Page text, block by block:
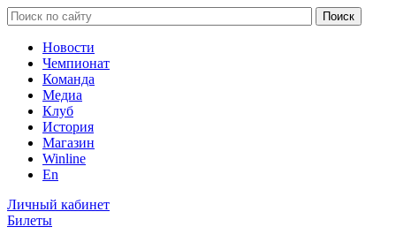
Новости
Чемпионат
Команда
Медиа
Клуб
История
Магазин
Winline
En
Личный кабинет
Билеты